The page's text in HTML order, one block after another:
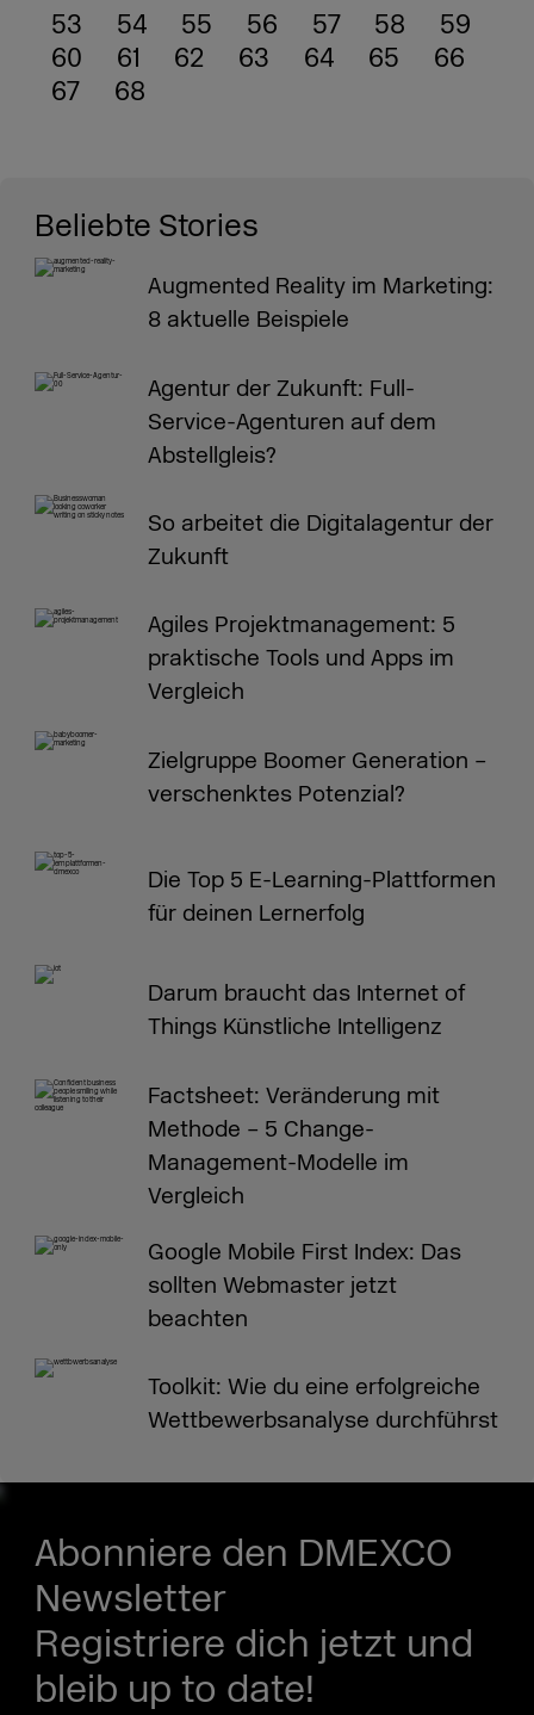
53
54 55 56 57 58
59
60
61 62 63 64 65
66
67
68
Beliebte Stories
Augmented Reality im Marketing:
8 aktuelle Beispiele
Agentur der Zukunft: Full-
Service-Agenturen auf dem
Abstellgleis?
So arbeitet die Digitalagentur der
Zukunft
Agiles Projektmanagement: 5
praktische Tools und Apps im
Vergleich
Zielgruppe Boomer Generation –
verschenktes Potenzial?
Die Top 5 E-Learning-Plattformen
für deinen Lernerfolg
Darum braucht das Internet of
Things Künstliche Intelligenz
Factsheet: Veränderung mit
Methode – 5 Change-
Management-Modelle im
Vergleich
Google Mobile First Index: Das
sollten Webmaster jetzt
beachten
Toolkit: Wie du eine erfolgreiche
Wettbewerbsanalyse durchführst
Abonniere den DMEXCO
Newsletter
Registriere dich jetzt und
bleib up to date!